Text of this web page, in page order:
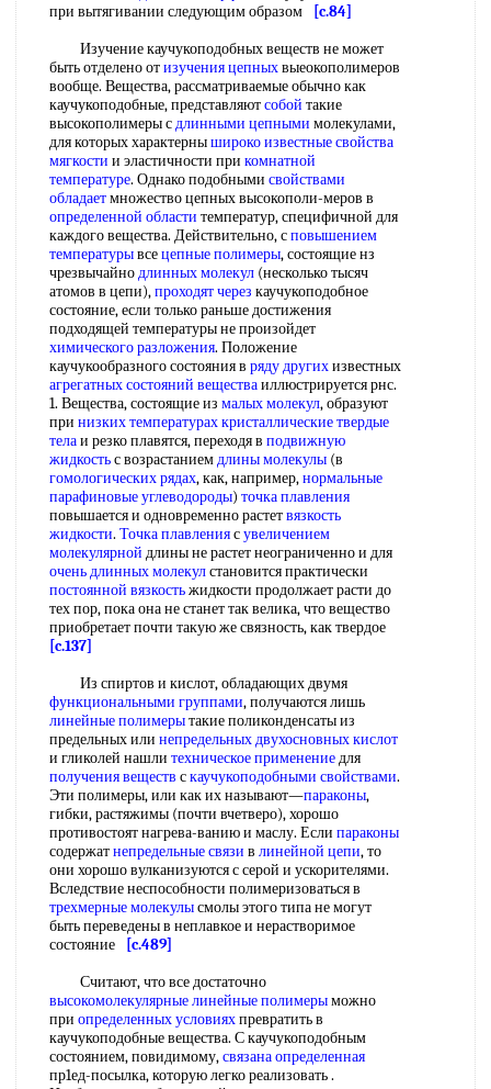
при вытягивании следующим образом
[c.84]
Изучение каучукоподобных веществ не может
быть отделено отизучения цепныхвыеокополимеров
вообще. Вещества, рассматриваемые обычно как
каучукоподобные, представляютсобой такие
высокополимеры сдлинными цепными молекулами,
для которых характернышироко известныесвойства
мягкости и эластичности при комнатной
температуре. Однако подобными свойствами
обладаетмножество цепных высокополи-меров в
определенной области температур, специфичной для
каждого вещества. Действительно, сповышением
температурывсецепные полимеры, состоящие нз
чрезвычайнодлинных молекул (несколько тысяч
атомов в цепи),проходят через каучукоподобное
состояние, если только раньше достижения
подходящей температуры не произойдет
химического разложения. Положение
каучукообразного состояния в ряду другихизвестных
агрегатных состояний веществаиллюстрируется рнс.
1. Вещества, состоящие из малых молекул, образуют
при низких температурахкристаллические твердые
телаи резко плавятся, переходя в подвижную
жидкостьс возрастаниемдлины молекулы (в
гомологических рядах, как, например,нормальные
парафиновые углеводороды) точка плавления
повышается и одновременно растетвязкость
жидкости. Точка плавлениясувеличением
молекулярной длины не растет неограниченно и для
очень длинных молекулстановится практически
постоянной вязкостьжидкости продолжает расти до
тех пор, пока она не станет так велика, что вещество
приобретает почти такую же связность, как твердое
[c.137]
Из спиртов и кислот, обладающих двумя
функциональными группами, получаются лишь
линейные полимерытакие поликонденсаты из
предельных или непредельных двухосновных кислот
и гликолей нашли техническое применениедля
получения веществ скаучукоподобными свойствами.
Эти полимеры, или как их называют—параконы,
гибки, растяжимы (почти вчетверо), хорошо
противостоят нагрева-ванию и маслу. Если параконы
содержатнепредельные связи в линейной цепи, то
они хорошо вулканизуются с серой и ускорителями.
Вследствие неспособности полимеризоваться в
трехмерные молекулысмолы этого типа не могут
быть переведены в неплавкое и нерастворимое
состояние
[c.489]
Считают, что все достаточно
высокомолекулярные линейные полимерыможно
при определенных условияхпревратить в
каучукоподобные вещества. С каучукоподобным
состоянием, повидимому,связана определенная
пр1ед-посылка, которую легко реализовать .